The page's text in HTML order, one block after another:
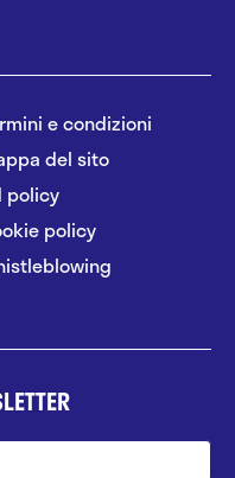
e condizioni
del sito
policy
policy